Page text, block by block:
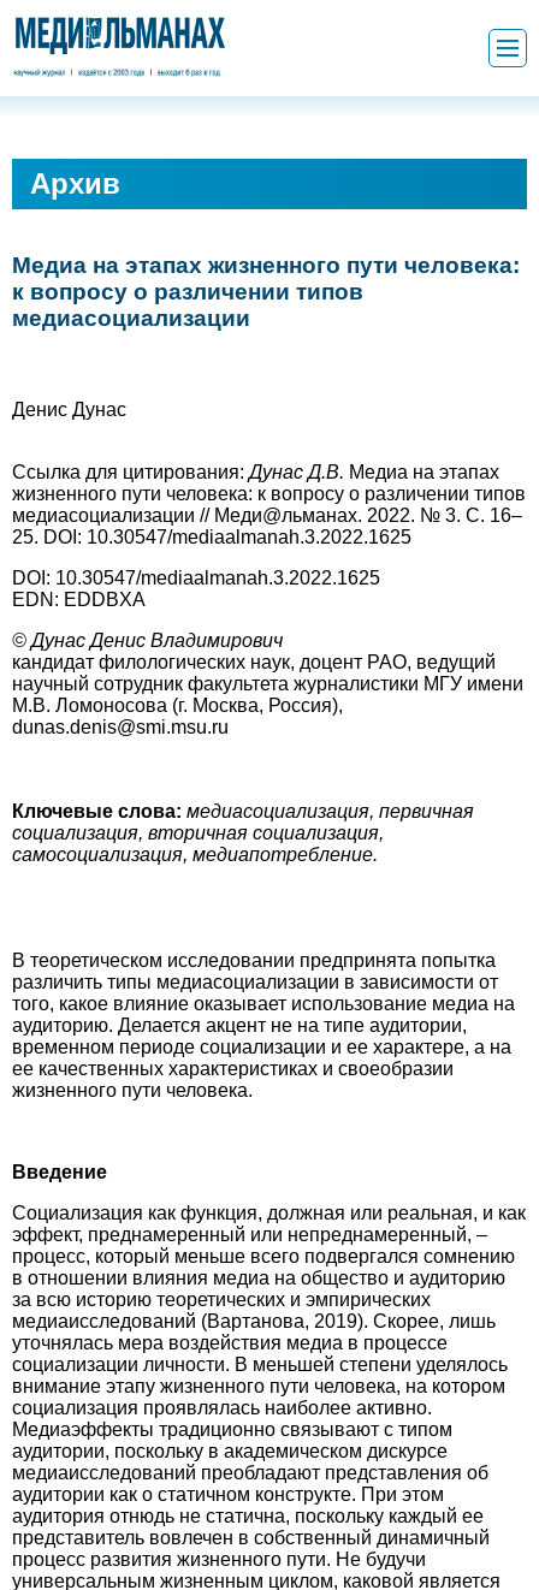
Архив
Медиа на этапах жизненного пути человека:
к вопросу о различении типов
медиасоциализации
Денис Дунас
Ссылка для цитирования: ДунасД.В. Медиа на этапах
жизненного пути человека: к вопросу о различении типов
медиасоциализации // Меди@льманах. 2022. № 3. С. 16–
25. DOI: 10.30547/mediaalmanah.3.2022.1625
DOI: 10.30547/mediaalmanah.3.2022.1625
EDN: EDDBXA
© Дунас Денис Владимирович
кандидат филологических наук, доцент РАО, ведущий
научный сотрудник факультета журналистики МГУ имени
М.В. Ломоносова (г. Москва, Россия),
dunas.denis@smi.msu.ru
Ключевые слова: медиасоциализация, первичная
социализация, вторичная социализация,
самосоциализация, медиапотребление.
В теоретическом исследовании предпринята попытка
различить типы медиасоциализации в зависимости от
того, какое влияние оказывает использование медиа на
аудиторию. Делается акцент не на типе аудитории,
временном периоде социализации и ее характере, а на
ее качественных характеристиках и своеобразии
жизненного пути человека.
Введение
Социализация как функция, должная или реальная, и как
эффект, преднамеренный или непреднамеренный, –
процесс, который меньше всего подвергался сомнению
в отношении влияния медиа на общество и аудиторию
за всю историю теоретических и эмпирических
медиаисследований (Вартанова, 2019). Скорее, лишь
уточнялась мера воздействия медиа в процессе
социализации личности. В меньшей степени уделялось
внимание этапу жизненного пути человека, на котором
социализация проявлялась наиболее активно.
Медиаэффекты традиционно связывают с типом
аудитории, поскольку в академическом дискурсе
медиаисследований преобладают представления об
аудитории как о статичном конструкте. При этом
аудитория отнюдь не статична, поскольку каждый ее
представитель вовлечен в собственный динамичный
процесс развития жизненного пути. Не будучи
универсальным жизненным циклом, каковой является